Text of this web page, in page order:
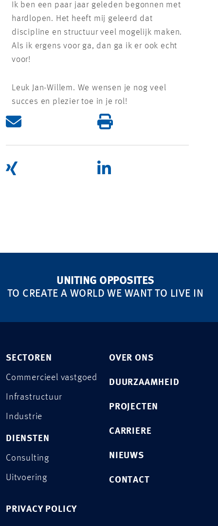
Ik ben een paar jaar geleden begonnen met
hardlopen. Het heeft mij geleerd dat
discipline en structuur veel mogelijk maken.
Als ik ergens voor ga, dan ga ik er ook echt
voor!
Leuk Jan-Willem. We wensen je nog veel
succes en plezier toe in je rol!
UNITING OPPOSITES
TO CREATE A WORLD WE WANT TO LIVE IN
SECTOREN
Commercieel vastgoed
Infrastructuur
Industrie
DIENSTEN
Consulting
Uitvoering
OVER ONS
DUURZAAMHEID
PROJECTEN
CARRIERE
NIEUWS
CONTACT
PRIVACY POLICY